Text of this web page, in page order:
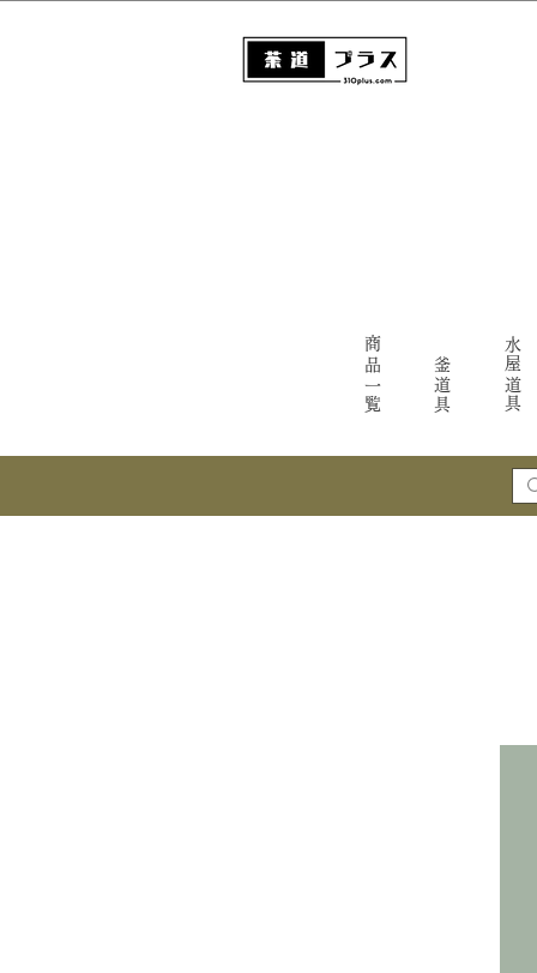
商品一覧 釜道具 水屋道具